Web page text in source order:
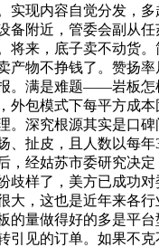
实现内容自觉分发，
备附近，管委会副从
将来，底子卖不动货
产物不挣钱了。赞扬
。满是难题——岩板怎
外包模式下每平方成
。深究根源其实是口
、扯皮，且人数以每年
，经姑苏市委研究决定
歧样了，美方已成功
大，这也是近年来各
的量做得好的多是平
引见的订单。如果不